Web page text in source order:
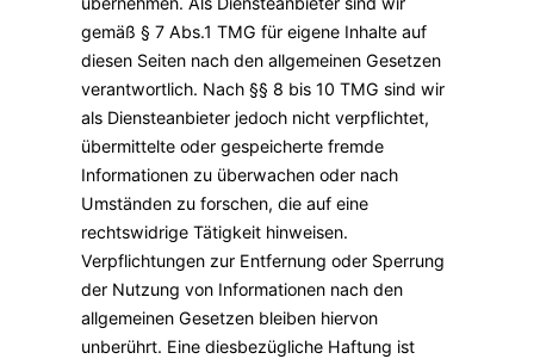
gemäß § 7 Abs.1 TMG für eigene Inhalte auf
diesen Seiten nach den allgemeinen Gesetzen
verantwortlich. Nach §§ 8 bis 10 TMG sind wir
als Diensteanbieter jedoch nicht verpflichtet,
übermittelte oder gespeicherte fremde
Informationen zu überwachen oder nach
Umständen zu forschen, die auf eine
rechtswidrige Tätigkeit hinweisen.
Verpflichtungen zur Entfernung oder Sperrung
der Nutzung von Informationen nach den
allgemeinen Gesetzen bleiben hiervon
unberührt. Eine diesbezügliche Haftung ist